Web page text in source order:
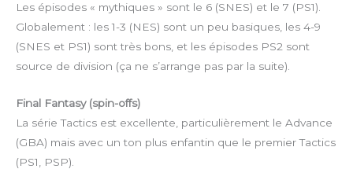
Les épisodes « mythiques » sont le 6 (SNES) et le 7 (PS1).
Globalement : les 1-3 (NES) sont un peu basiques, les 4-9
(SNES et PS1) sont très bons, et les épisodes PS2 sont
source de division (ça ne s’arrange pas par la suite).
Final Fantasy (spin-offs)
La série Tactics est excellente, particulièrement le Advance
(GBA) mais avec un ton plus enfantin que le premier Tactics
(PS1, PSP).